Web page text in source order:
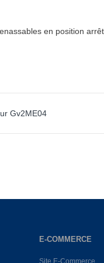
en position
Gv2ME04
E-COMMERCE
Site E-Commerce